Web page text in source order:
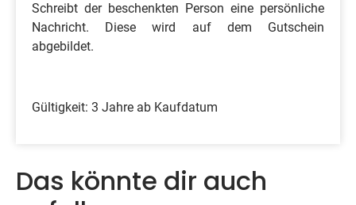
Schreibt der beschenkten Person eine persönliche
Nachricht. Diese wird auf dem Gutschein
abgebildet.
Gültigkeit: 3 Jahre ab Kaufdatum
Das könnte dir auch